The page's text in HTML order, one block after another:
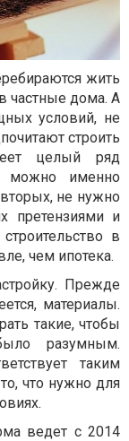
жить
частные дома. А
условий, не
строить
целый ряд
можно именно
не нужно
претензиями и
в
чем ипотека.
Прежде
материалы.
такие, чтобы
разумным.
таким
что нужно для
ведет с 2014